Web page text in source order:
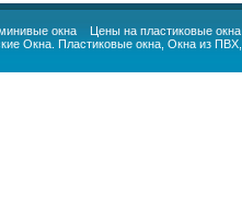
окна Цены на пластиковые окна
Окна. Пластиковые окна Окна из ПВХ